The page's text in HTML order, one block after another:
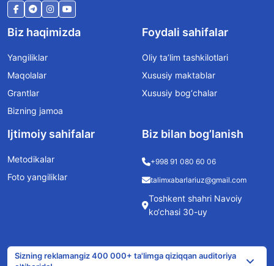
Biz haqimizda
Yangiliklar
Maqolalar
Grantlar
Bizning jamoa
Foydali sahifalar
Oliy ta’lim tashkilotlari
Xususiy maktablar
Xususiy bog‘chalar
Ijtimoiy sahifalar
Metodikalar
Foto yangiliklar
Biz bilan bog’lanish
+998 91 080 60 06
talimxabarlariuz@gmail.com
Toshkent shahri Navoiy
ko‘chasi 30-uy
Sizning reklamangiz 400 000+ ta'limga qiziqqan auditoriya